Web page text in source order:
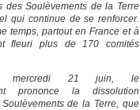
des Soulèvements de la Terre
qui continue de se renforcer.
temps, partout en France et à
fleuri plus de 170 comités
mercredi 21 juin, le
prononce la dissolution
de la Terre, que